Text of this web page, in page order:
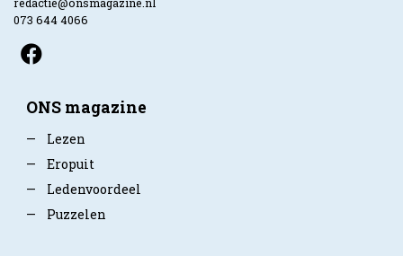
073 644 4066
ONS magazine
—
Lezen
—
Eropuit
—
Ledenvoordeel
—
Puzzelen